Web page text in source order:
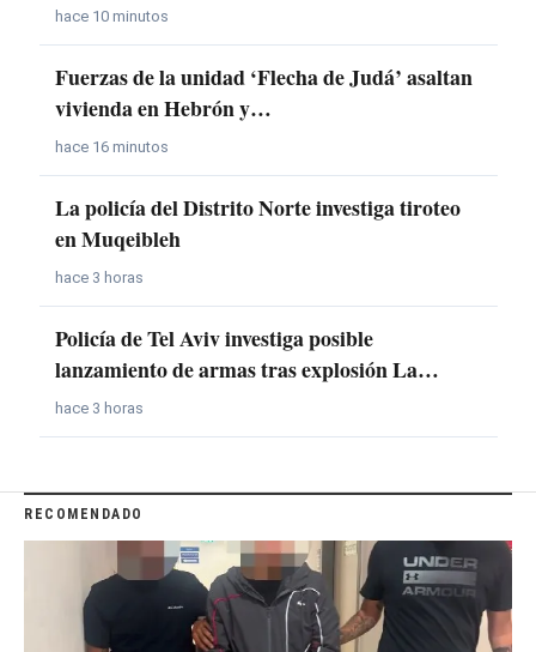
hace 10 minutos
Fuerzas de la unidad ‘Flecha de Judá’ asaltan
vivienda en Hebrón y…
hace 16 minutos
La policía del Distrito Norte investiga tiroteo
en Muqeibleh
hace 3 horas
Policía de Tel Aviv investiga posible
lanzamiento de armas tras explosión La…
hace 3 horas
RECOMENDADO